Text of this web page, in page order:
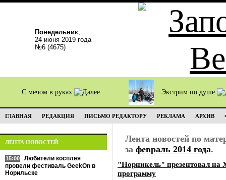
Понедельник,
24 июня 2019 года
№6 (4675)
С мечом в руках Экстрим по душе
ГЛАВНАЯ РЕДАКЦИЯ ПИСЬМО РЕДАКТОРУ РЕКЛАМА АРХИВ
ЛЕНТА НОВОСТЕЙ
15:00
Любители косплея
провели фестиваль GeekOn в
Норильске
Лента новостей по
за февраль 2014 года.
"Норникель" презентовал на
программу